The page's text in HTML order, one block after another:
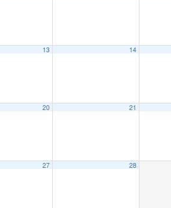
13 14
20 21
27 28